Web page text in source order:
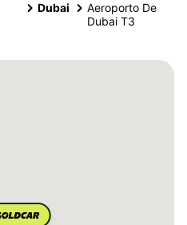
Dubai
Aeroporto De
Dubai T3